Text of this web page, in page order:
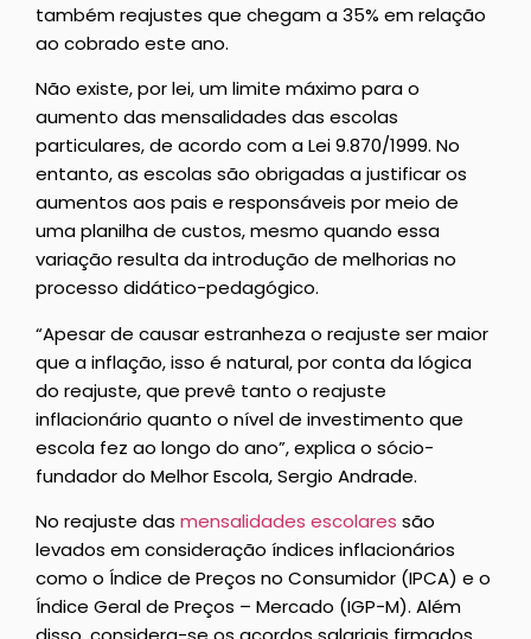
também reajustes que chegam a 35% em relação
ao cobrado este ano.
Não existe, por lei, um limite máximo para o
aumento das mensalidades das escolas
particulares, de acordo com a Lei 9.870/1999. No
entanto, as escolas são obrigadas a justificar os
aumentos aos pais e responsáveis por meio de
uma planilha de custos, mesmo quando essa
variação resulta da introdução de melhorias no
processo didático-pedagógico.
“Apesar de causar estranheza o reajuste ser maior
que a inflação, isso é natural, por conta da lógica
do reajuste, que prevê tanto o reajuste
inflacionário quanto o nível de investimento que
escola fez ao longo do ano”, explica o sócio-
fundador do Melhor Escola, Sergio Andrade.
No reajuste das mensalidades escolares são
levados em consideração índices inflacionários
como o Índice de Preços no Consumidor (IPCA) e o
Índice Geral de Preços – Mercado (IGP-M). Além